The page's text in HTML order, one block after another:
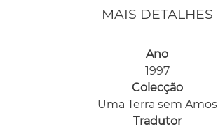
MAIS DETALHES
Ano
1997
Colecção
Uma Terra sem Amos
Tradutor